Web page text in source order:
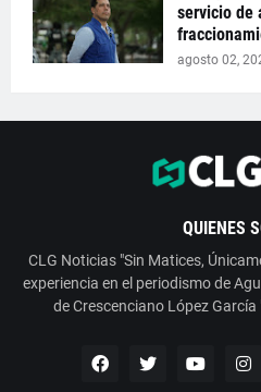
servicio de
agosto 02,
QUIENES
CLG Noticias "Sin Matices,
experiencia en el periodismo de
de Crescenciano López García